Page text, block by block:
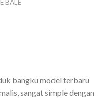
BALE
bangku model terbaru
sangat simple dengan